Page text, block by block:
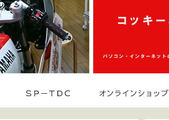
ＳＰ－ＴＤＣ オンラインショップ